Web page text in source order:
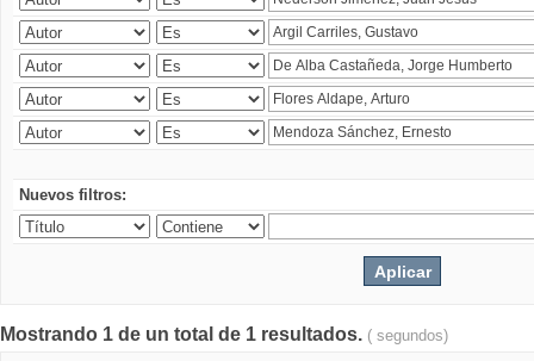
Nuevos filtros:
Mostrando 1 de un total de 1 resultados. ( segundos)